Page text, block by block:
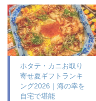
ホタテ・カニお取り
寄せ夏ギフトランキ
ング2026｜海の幸を
自宅で堪能